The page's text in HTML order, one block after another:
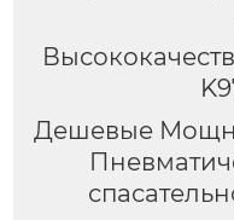
Дешевые